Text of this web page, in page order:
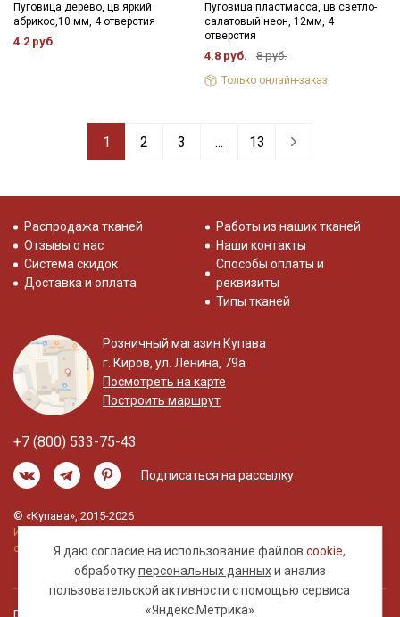
Пуговица дерево, цв.яркий
абрикос,10 мм, 4 отверстия
4.2 руб.
Пуговица пластмасса, цв.светло-
салатовый неон, 12мм, 4
отверстия
4.8 руб. 8 руб.
Только онлайн-заказ
1 2 3 ... 13
Я даю согласие на использование файловcookie,
обработкуперсональных данныхи анализ
пользовательской активности с помощью сервиса
«Яндекс.Метрика»
Распродажа тканей
Отзывы о нас
Система скидок
Доставка и оплата
Работы из наших тканей
Наши контакты
Способы оплаты и
реквизиты
Типы тканей
Розничный магазин Купава
г. Киров, ул. Ленина, 79а
Посмотреть на карте
Построить маршрут
+7 (800) 533-75-43
Подписаться на рассылку
© «Купава», 2015-2026
Информация на сайте не является публичной
офертой.